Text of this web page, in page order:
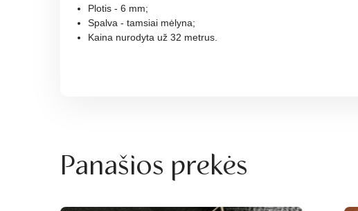
Plotis - 6 mm;
Spalva - tamsiai mėlyna;
Kaina nurodyta už 32 metrus.
Panašios prekės